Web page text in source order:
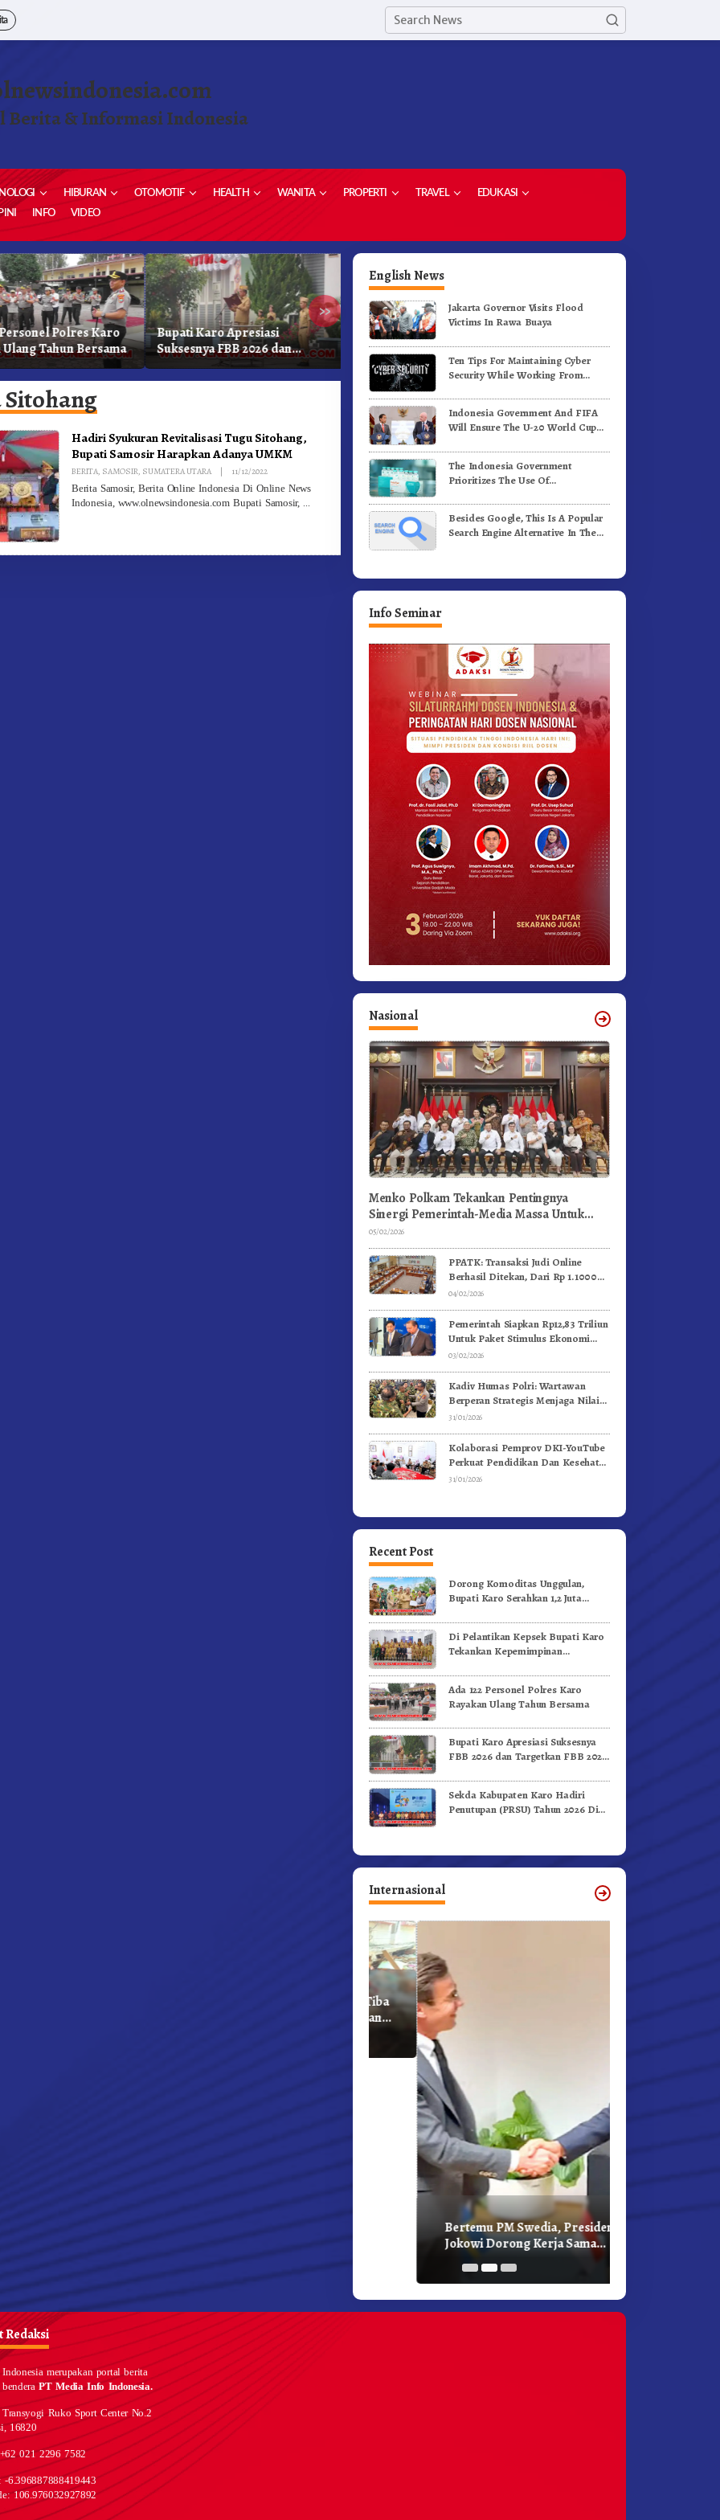
Berita & Informasi Indonesia
HIBURAN OTOMOTIF HEALTH WANITA PROPERTI TRAVEL
EDUKASI
INFO VIDEO
»
Polres Karo
Tahun Bersama
Bupati Karo Apresiasi
Suksesnya FBB 2026 dan
Targetkan FBB 2027 Go
Internasional.!
Sekda Kabupaten Karo Hadiri
Penutupan (PRSU) Tahun 2026
Di Medan
Berkolaborasi Dengan
Komunitas WEST Karo
Hadiri Syukuran Revitalisasi Tugu Sitohang,
Bupati Samosir Harapkan Adanya UMKM
BERITA, SAMOSIR, SUMATERA UTARA | 11/12/2022By
Berita Samosir, Berita Online Indonesia Di Online News
Indonesia, www.olnewsindonesia.com Bupati Samosir,
English News
Jakarta Governor Visits Flood
Victims In Rawa Buaya
Ten Tips For Maintaining Cyber
Security While Working From
Indonesia Government And FIFA
Will Ensure The U-20 World Cup
Standards
The Indonesia Government
Prioritizes The Use Of
Vaccines
Besides Google, This Is A Popular
Search Engine Alternative In The
Info Seminar
Nasional
Menko Polkam Tekankan Pentingnya
Sinergi Pemerintah-Media Massa Untuk
Jaga Stabilitas Bangsa
05/02/2026
PPATK: Transaksi Judi Online
Berhasil Ditekan, Dari Rp 1.1000
Triliun Menjadi Rp 268 Triliun
04/02/2026
Pemerintah Siapkan Rp12,83 Triliun
Untuk Paket Stimulus Ekonomi
Kuartal I-2026
03/02/2026
Kadiv Humas Polri: Wartawan
Berperan Strategis Menjaga Nilai
Kebangsaan, Demokrasi, dan NKRI
31/01/2026
Kolaborasi Pemprov DKI-YouTube
Perkuat Pendidikan Dan Kesehatan
Mental
31/01/2026
Recent Post
Dorong Komoditas Unggulan,
Bupati Karo Serahkan 1,2 Juta
Di Pelantikan Kepsek Bupati Karo
Tekankan Kepemimpinan
Pendidikan
Ada 122 Personel Polres Karo
Rayakan Ulang Tahun Bersama
Bupati Karo Apresiasi Suksesnya
FBB 2026 dan Targetkan FBB 2027
Sekda Kabupaten Karo Hadiri
Penutupan (PRSU) Tahun 2026 Di
Internasional
Bertemu PM Swedia, Presiden
Jokowi Dorong Kerja Sama
Pembangunan Hijau
Redaksi
Indonesia merupakan portal berita
benderaPT Media Info Indonesia.
Ruko Sport Center No.2
16820
021 2296 7582
-6.396887888419443
106.976032927892